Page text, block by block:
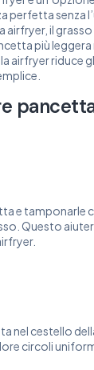
perfetta senza
airfryer, il grasso
più
airfryer riduce
e tamponarle
Questo
nel cestello
circoli